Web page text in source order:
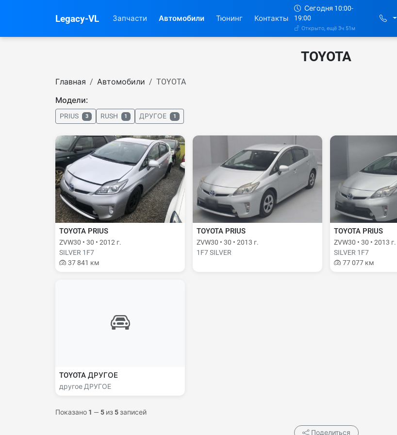
Legacy-VL Запчасти Автомобили Тюнинг Контакты
Сегодня 10:00-
19:00
Открыто, ещё 3ч 51м
TOYOTA
Главная Автомобили
TOYOTA
Модели:
PRIUS 3 RUSH 1 ДРУГОЕ 1
TOYOTA PRIUS
ZVW30 • 30 • 2012 г.
SILVER 1F7
37 841 км
TOYOTA PRIUS
ZVW30 • 30 • 2013 г.
1F7 SILVER
TOYOTA PRIUS
ZVW30 • 30 • 2013 г.
SILVER 1F7
77 077 км
TOYOTA ДРУГОЕ
другое ДРУГОЕ
Показано 1 — 5 из5записей
Поделиться